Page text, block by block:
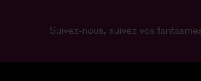
Suivez-nous, suivez vos